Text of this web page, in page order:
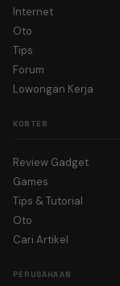
Internet
Oto
Tips
Forum
Lowongan Kerja
KONTEN
Review Gadget
Games
Tips & Tutorial
Oto
Cari Artikel
PERUSAHAAN